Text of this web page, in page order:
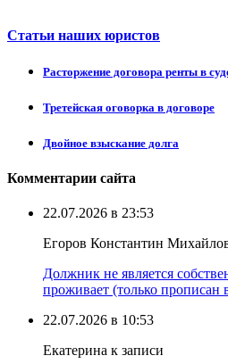
Статьи наших юристов
Расторжение договора ренты в
Третейская оговорка в договоре
Двойное взыскание долга
Комментарии сайта
22.07.2026 в 23:53
Егоров Константин
Должник не является
проживает (только прописан
22.07.2026 в 10:53
Екатерина к записи